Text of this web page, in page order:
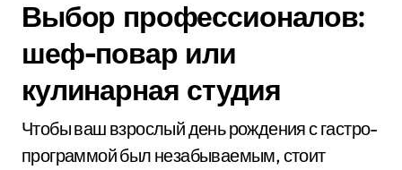
Выбор профессионалов:
шеф-повар или
кулинарная студия
Чтобы ваш взрослый день рождения с гастро-
программой был незабываемым, стоит